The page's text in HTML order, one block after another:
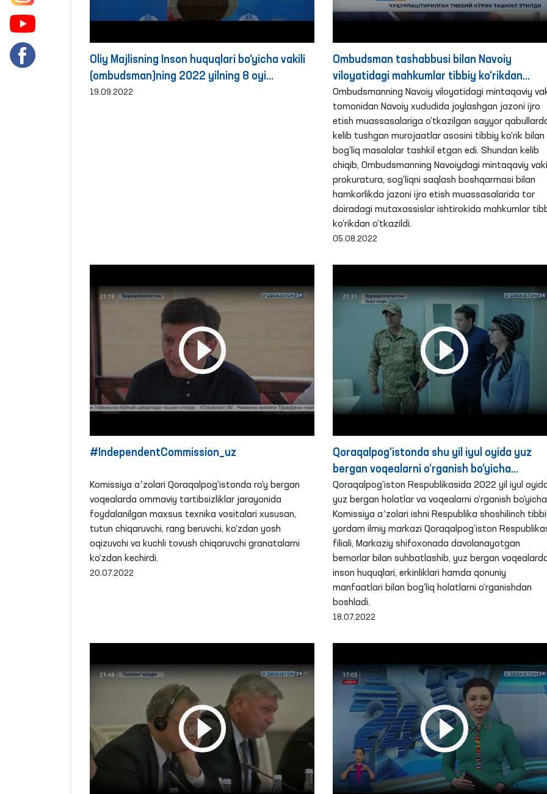
Oliy Majlisning Inson huquqlari bo‘yicha vakili
(ombudsman)ning 2022 yilning 8 oyi
davomida murojaatlar bilan ishlash bo‘yicha
19.09.2022
Ombudsman tashabbusi bilan Navoiy
viloyatidagi mahkumlar tibbiy ko‘rikdan
o‘tkazildi
Ombudsmanning Navoiy viloyatidagi mintaqaviy
tomonidan Navoiy xududida joylashgan jazoni ijro
etish muassasalariga o‘tkazilgan sayyor
kelib tushgan murojaatlar asosini tibbiy ko‘rik bilan
bog‘liq masalalar tashkil etgan edi. Shundan kelib
chiqib, Ombudsmanning Navoiydagi mintaqaviy
prokuratura, sog‘liqni saqlash boshqarmasi bilan
hamkorlikda jazoni ijro etish muassasalarida tor
doiradagi mutaxassislar ishtirokida mahkumlar
ko‘rikdan o‘tkazildi.
05.08.2022
#IndependentCommission_uz
Komissiya aʼzolari Qoraqalpog‘istonda ro‘y bergan
voqealarda ommaviy tartibsizliklar jarayonida
foydalanilgan maxsus texnika vositalari xususan,
tutun chiqaruvchi, rang beruvchi, ko‘zdan yosh
oqizuvchi va kuchli tovush chiqaruvchi granatalarni
ko‘zdan kechirdi.
20.07.2022
Qoraqalpog‘istonda shu yil iyul oyida yuz
bergan voqealarni o‘rganish bo‘yicha
Komissiya faoliyati
Qoraqalpog‘iston Respublikasida 2022 yil iyul
yuz bergan holatlar va voqealarni o‘rganish bo‘yicha
Komissiya aʼzolari ishni Respublika shoshilinch
yordam ilmiy markazi Qoraqalpog‘iston
filiali, Markaziy shifoxonada davolanayotgan
bemorlar bilan suhbatlashib, yuz bergan
inson huquqlari, erkinliklari hamda qonuniy
manfaatlari bilan bog‘liq holatlarni o‘rganishdan
boshladi.
18.07.2022